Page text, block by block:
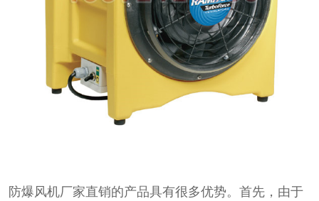
防爆风机厂家直销的产品具有很多优势。首先，由于